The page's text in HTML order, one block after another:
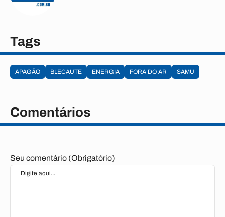
Tags
APAGÃO BLECAUTE ENERGIA FORA DO AR SAMU
Comentários
Seu comentário (Obrigatório)